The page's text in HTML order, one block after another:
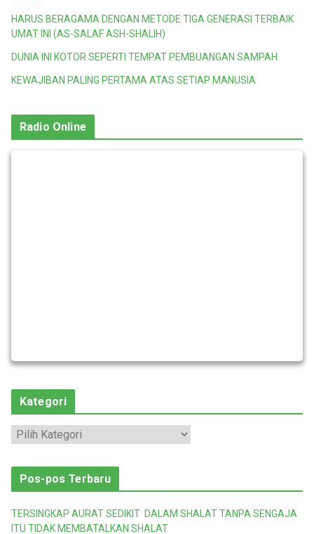
HARUS BERAGAMA DENGAN METODE TIGA GENERASI TERBAIK
UMAT INI (AS-SALAF ASH-SHALIH)
DUNIA INI KOTOR SEPERTI TEMPAT PEMBUANGAN SAMPAH
KEWAJIBAN PALING PERTAMA ATAS SETIAP MANUSIA
Radio Online
Kategori
t
o
Pos-pos Terbaru
TERSINGKAP AURAT SEDIKIT DALAM SHALAT TANPA SENGAJA
ITU TIDAK MEMBATALKAN SHALAT